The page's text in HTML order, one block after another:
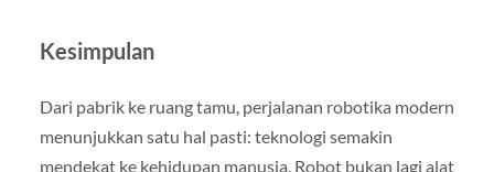
Kesimpulan
Dari pabrik ke ruang tamu, perjalanan robotika modern
menunjukkan satu hal pasti: teknologi semakin
mendekat ke kehidupan manusia. Robot bukan lagi alat